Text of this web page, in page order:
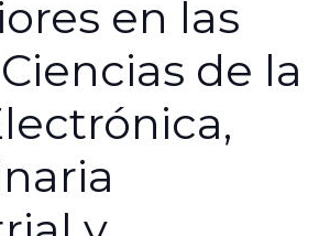
en las
de la